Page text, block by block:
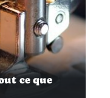
ce que